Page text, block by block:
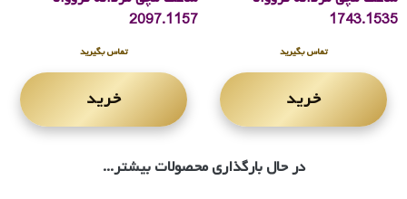
1743.1535
تماس بگیرید
خرید
2097.1157
تماس بگیرید
خرید